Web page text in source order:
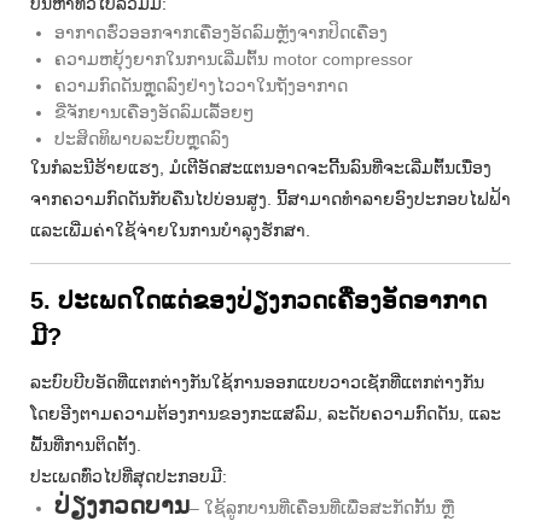
ບັນຫາທົ່ວໄປລວມມີ:
ອາກາດຮົ່ວອອກຈາກເຄື່ອງອັດລົມຫຼັງຈາກປິດເຄື່ອງ
ຄວາມຫຍຸ້ງຍາກໃນການເລີ່ມຕົ້ນ motor compressor
ຄວາມກົດດັນຫຼຸດລົງຢ່າງໄວວາໃນຖັງອາກາດ
ຂີ່ຈັກຍານເຄື່ອງອັດລົມເລື້ອຍໆ
ປະສິດທິພາບລະບົບຫຼຸດລົງ
ໃນກໍລະນີຮ້າຍແຮງ, ມໍເຕີອັດສະແຕນອາດຈະດີ້ນລົນທີ່ຈະເລີ່ມຕົ້ນເນື່ອງ
ຈາກຄວາມກົດດັນກັບຄືນໄປບ່ອນສູງ. ນີ້ສາມາດທໍາລາຍອົງປະກອບໄຟຟ້າ
ແລະເພີ່ມຄ່າໃຊ້ຈ່າຍໃນການບໍາລຸງຮັກສາ.
5. ປະເພດໃດແດ່ຂອງປ່ຽງກວດເຄື່ອງອັດອາກາດ
ມີ?
ລະບົບບີບອັດທີ່ແຕກຕ່າງກັນໃຊ້ການອອກແບບວາວເຊັກທີ່ແຕກຕ່າງກັນ
ໂດຍອີງຕາມຄວາມຕ້ອງການຂອງກະແສລົມ, ລະດັບຄວາມກົດດັນ, ແລະ
ພື້ນທີ່ການຕິດຕັ້ງ.
ປະເພດທົ່ວໄປທີ່ສຸດປະກອບມີ:
ປ່ຽງກວດບານ– ໃຊ້ລູກບານທີ່ເຄື່ອນທີ່ເພື່ອສະກັດກັ້ນ ຫຼື